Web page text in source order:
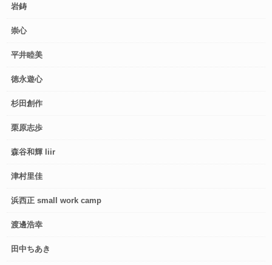
岩鋳
崇心
平井睦美
徳永遊心
杉田創作
栗原志歩
森谷和輝 liir
津村里佳
浜西正 small work camp
渡邊浩幸
田中ちあき